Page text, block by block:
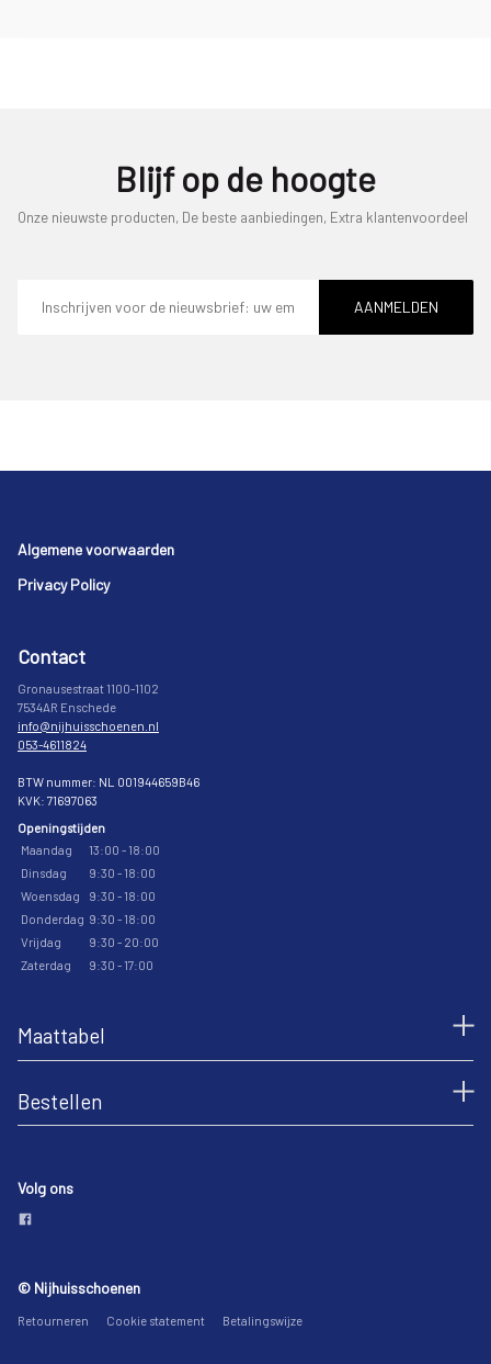
Blijf op de hoogte
Onze nieuwste producten, De beste aanbiedingen, Extra klantenvoordeel
mailadres
AANMELDEN
Footer
Algemene voorwaarden
Privacy Policy
Contact
Gronausestraat 1100-1102
7534AR Enschede
info@nijhuisschoenen.nl
053-4611824
BTW nummer: NL 001944659B46
KVK: 71697063
Openingstijden
Maandag
13:00 - 18:00
Dinsdag
9:30 - 18:00
Woensdag
9:30 - 18:00
Donderdag 9:30 - 18:00
Vrijdag
9:30 - 20:00
Zaterdag
9:30 - 17:00
Maattabel
Bestellen
Volg ons
© Nijhuisschoenen
Retourneren Cookie statement Betalingswijze